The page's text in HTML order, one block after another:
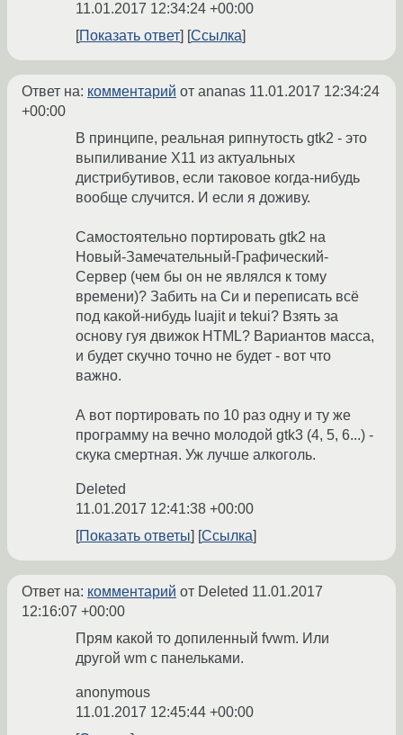
11.01.2017 12:34:24 +00:00
Показать ответ
Ссылка
Ответ на: комментарий от ananas 11.01.2017 12:34:24
+00:00
В принципе, реальная рипнутость gtk2 - это
выпиливание X11 из актуальных
дистрибутивов, если таковое когда-нибудь
вообще случится. И если я доживу.
Самостоятельно портировать gtk2 на
Новый-Замечательный-Графический-
Сервер (чем бы он не являлся к тому
времени)? Забить на Си и переписать всё
под какой-нибудь luajit и tekui? Взять за
основу гуя движок HTML? Вариантов масса,
и будет скучно точно не будет - вот что
важно.
А вот портировать по 10 раз одну и ту же
программу на вечно молодой gtk3 (4, 5, 6...) -
скука смертная. Уж лучше алкоголь.
Deleted
11.01.2017 12:41:38 +00:00
Показать ответы
Ссылка
Ответ на: комментарий от Deleted 11.01.2017
12:16:07 +00:00
Прям какой то допиленный fvwm. Или
другой wm с панельками.
anonymous
11.01.2017 12:45:44 +00:00